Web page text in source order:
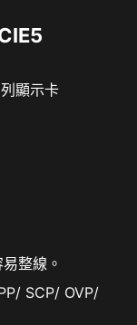
顯示卡
整線。
SCP/ OVP/